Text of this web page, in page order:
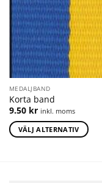
MEDALJBAND
Korta band
9.50 kr inkl. moms
VÄLJ ALTERNATIV